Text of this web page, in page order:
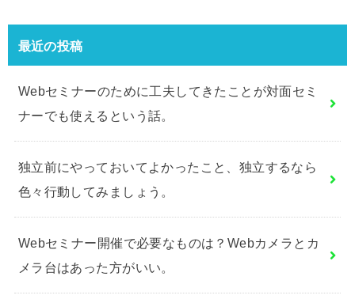
最近の投稿
Webセミナーのために工夫してきたことが対面セミ
ナーでも使えるという話。
独立前にやっておいてよかったこと、独立するなら
色々行動してみましょう。
Webセミナー開催で必要なものは？Webカメラとカ
メラ台はあった方がいい。